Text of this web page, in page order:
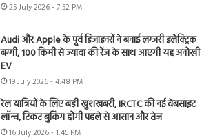
25 July 2026 - 7:52 PM
Audi और Apple के पूर्व डिजाइनरों ने बनाई लग्जरी इलेक्ट्रिक
बग्गी, 100 किमी से ज्यादा की रेंज के साथ आएगी यह अनोखी
EV
19 July 2026 - 4:48 PM
रेल यात्रियों के लिए बड़ी खुशखबरी, IRCTC की नई वेबसाइट
लॉन्च, टिकट बुकिंग होगी पहले से आसान और तेज
16 July 2026 - 1:45 PM